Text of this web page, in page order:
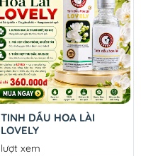
TINH DẦU HOA LÀI
LOVELY
lượt xem